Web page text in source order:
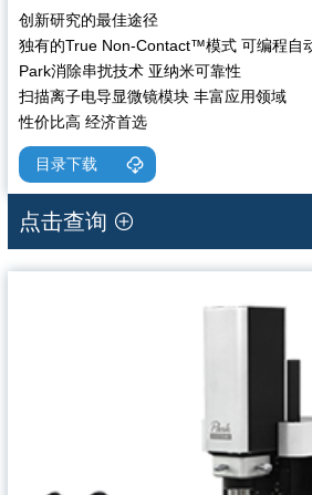
创新研究的最佳途径
独有的True Non-Contact™模式 可编程自
Park消除串扰技术 亚纳米可靠性
扫描离子电导显微镜模块 丰富应用领域
性价比高 经济首选
目录下载
点击查询